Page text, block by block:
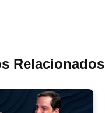
Relacionados